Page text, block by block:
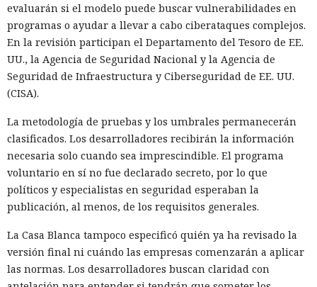
Banteay Meanchey. La empresa transmitió indicios
adicionales de actividad a socios del sector y a las
autoridades.
Los participantes creaban, con la ayuda de ChatGPT,
identidades ficticias, traducían y redactaban mensajes a las
tareas internas. El servicio también se usaba para anuncios
dirigidos a empleados, documentos de contratación, estado
migratorio, condiciones de trabajo y cobros.
Los operadores con frecuencia mezclaban varias historias.
Perfiles falsos en sitios de citas ayudaban a ganarse la
en criptomonedas o en oro. Otras cuentas prometían
premios y bonos ficticios o exigían el pago de multas en
nombre de las fuerzas del orden.
evaluarán si el modelo puede buscar vulnerabilidades en
programas o ayudar a llevar a cabo ciberataques complejos.
En la revisión participan el Departamento del Tesoro de EE.
UU., la Agencia de Seguridad Nacional y la Agencia de
Seguridad de Infraestructura y Ciberseguridad de EE. UU.
(CISA).
La metodología de pruebas y los umbrales permanecerán
clasificados. Los desarrolladores recibirán la información
necesaria solo cuando sea imprescindible. El programa
voluntario en sí no fue declarado secreto, por lo que
políticos y especialistas en seguridad esperaban la
publicación, al menos, de los requisitos generales.
La Casa Blanca tampoco especificó quién ya ha revisado la
versión final ni cuándo las empresas comenzarán a aplicar
las normas. Los desarrolladores buscan claridad con